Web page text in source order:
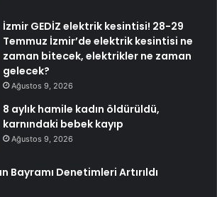
İzmir GEDİZ elektrik kesintisi! 28-29
Temmuz İzmir’de elektrik kesintisi ne
zaman bitecek, elektrikler ne zaman
gelecek?
Ağustos 9, 2026
8 aylık hamile kadın öldürüldü,
karnındaki bebek kayıp
Ağustos 9, 2026
Bayramı Denetimleri Artırıldı